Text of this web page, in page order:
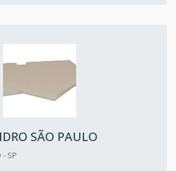
SÃO PAULO
- SP